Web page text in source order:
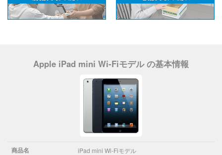
Apple iPad mini Wi-Fiモデル の基本情報
商品名 iPad mini Wi-Fiモデル